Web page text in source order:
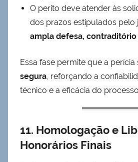
O perito deve atender às
dos prazos estipulados pelo
ampla defesa,
Essa fase permite que a perícia
segura, reforçando a
técnico e a eficácia do
11. Homologação e
Honorários Finais